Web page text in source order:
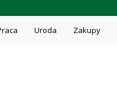
Uroda Zakupy